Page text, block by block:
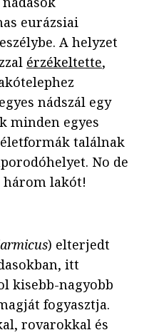
eurázsiai
A helyzet
érzékeltette,
nádszál egy
minden egyes
találnak
No de
három lakót!
) elterjedt
itt
kisebb-nagyobb
fogyasztja.
rovarokkal és